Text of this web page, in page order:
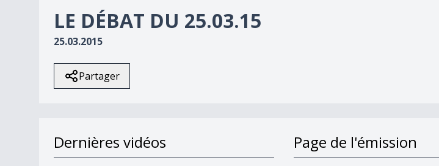
LE DÉBAT DU 25.03.15
25.03.2015
Partager
Dernières vidéos Page de l'émission